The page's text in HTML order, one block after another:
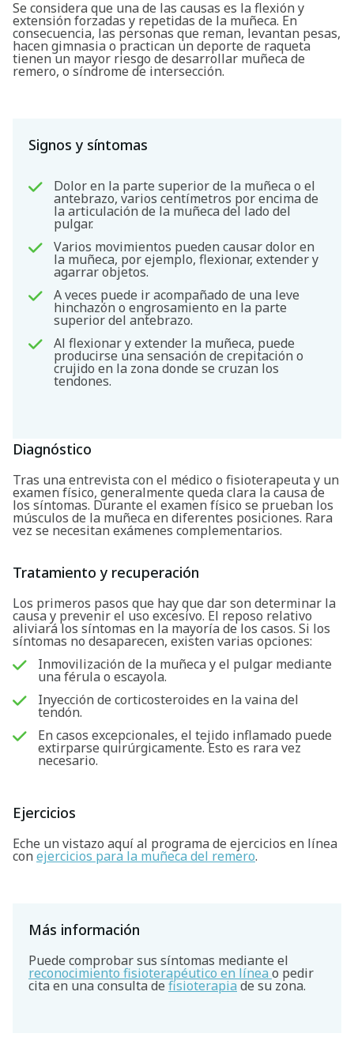
Buscar
Se considera que una de las causas es la flexión y
extensión forzadas y repetidas de la muñeca. En
consecuencia, las personas que reman, levantan pesas,
hacen gimnasia o practican un deporte de raqueta
tienen un mayor riesgo de desarrollar muñeca de
remero, o síndrome de intersección.
Signos y síntomas
Dolor en la parte superior de la muñeca o el
antebrazo, varios centímetros por encima de
la articulación de la muñeca del lado del
pulgar.
Varios movimientos pueden causar dolor en
la muñeca, por ejemplo, flexionar, extender y
agarrar objetos.
A veces puede ir acompañado de una leve
hinchazón o engrosamiento en la parte
superior del antebrazo.
Al flexionar y extender la muñeca, puede
producirse una sensación de crepitación o
crujido en la zona donde se cruzan los
tendones.
Diagnóstico
Tras una entrevista con el médico o fisioterapeuta y un
examen físico, generalmente queda clara la causa de
los síntomas. Durante el examen físico se prueban los
músculos de la muñeca en diferentes posiciones. Rara
vez se necesitan exámenes complementarios.
Tratamiento y recuperación
Los primeros pasos que hay que dar son determinar la
causa y prevenir el uso excesivo. El reposo relativo
aliviará los síntomas en la mayoría de los casos. Si los
síntomas no desaparecen, existen varias opciones:
Inmovilización de la muñeca y el pulgar mediante
una férula o escayola.
Inyección de corticosteroides en la vaina del
tendón.
En casos excepcionales, el tejido inflamado puede
extirparse quirúrgicamente. Esto es rara vez
necesario.
Ejercicios
Eche un vistazo aquí al programa de ejercicios en línea
con ejercicios para la muñeca del remero.
Más información
Puede comprobar sus síntomas mediante el
reconocimiento fisioterapéutico en línea o pedir
cita en una consulta de fisioterapia de su zona.